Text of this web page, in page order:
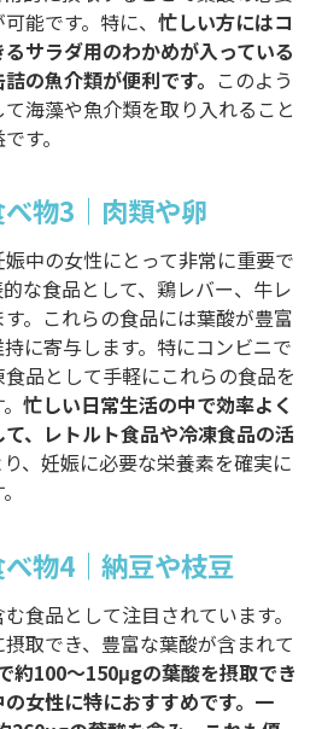
能です。特に、 忙しい方にはコ
サラダ用のわかめが入っている
の魚介類が便利です。 このよう
海藻や魚介類を取り入れること
す。
物3｜肉類や卵
中の女性にとって非常に重要で
な食品として、鶏レバー、牛レ
。これらの食品には葉酸が豊富
に寄与します。特にコンビニで
品として手軽にこれらの食品を
忙しい日常生活の中で効率よく
、レトルト食品や冷凍食品の活
、妊娠に必要な栄養素を確実に
物4｜納豆や枝豆
食品として注目されています。
取でき、豊富な葉酸が含まれて
約100〜150μgの葉酸を摂取でき
女性に特におすすめです。一